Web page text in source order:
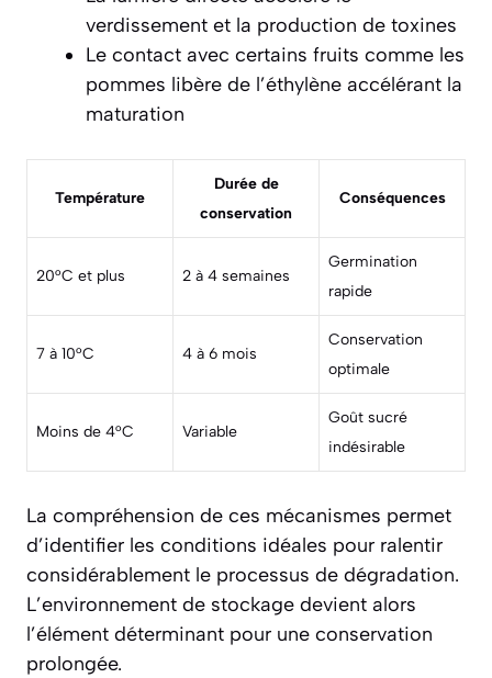
verdissement et la production de toxines
Le contact avec certains fruits comme les
pommes libère de l’éthylène accélérant la
maturation
Température
Durée de
conservation
Conséquences
20°C et plus 2 à 4 semaines
Germination
rapide
7 à 10°C 4 à 6 mois
Conservation
optimale
Moins de 4°C Variable
Goût sucré
indésirable
La compréhension de ces mécanismes permet
d’identifier les conditions idéales pour ralentir
considérablement le processus de dégradation.
L’environnement de stockage devient alors
l’élément déterminant pour une conservation
prolongée.